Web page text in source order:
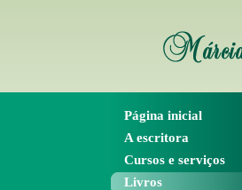
Página inicial
A escritora
Cursos e serviços
Livros